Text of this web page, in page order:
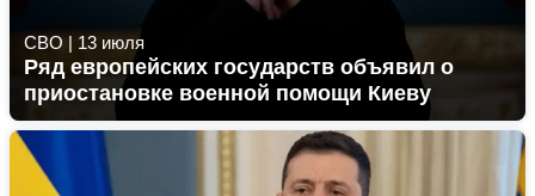
СВО | 13 июля
Ряд европейских государств объявил о
приостановке военной помощи Киеву